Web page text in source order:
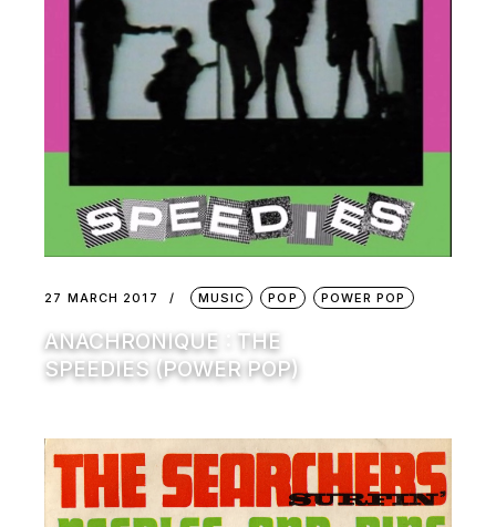
27 MARCH 2017 MUSIC POP POWER POP
ANACHRONIQUE : THE
SPEEDIES (POWER POP)